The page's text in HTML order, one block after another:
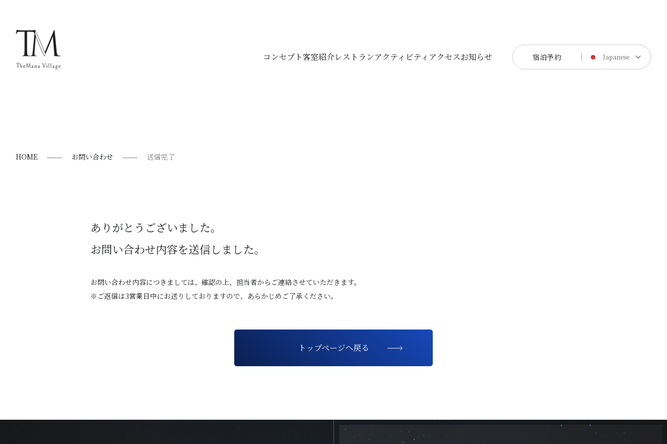
コンセプト客室紹介レストランアクティビティ アクセスお知らせ 宿泊予約 Japanese
HOME お問い合わせ 送信完了
ありがとうございました。
お問い合わせ内容を送信しました。
お問い合わせ内容につきましては、確認の上、担当者からご連絡させていただきます。
※ご返信は3営業日中にお送りしておりますので、あらかじめご了承ください。
トップページへ戻る